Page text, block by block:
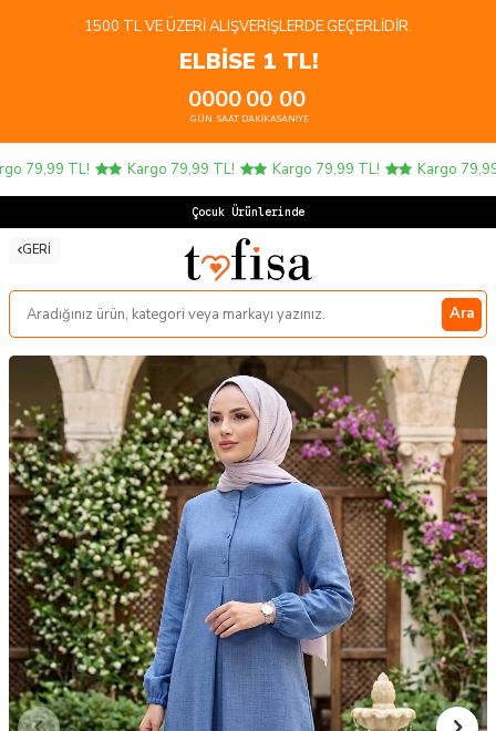
1500 TL VE ÜZERI ALIŞVERIŞLERDE GEÇERLIDIR.
ELBİSE 1 TL!
00
GÜN
00
SAAT
00
DAKIKA
00
SANIYE
79,99 TL! Kargo 79,99 TL! Kargo 79,99 TL! Kargo 79,99
Çocuk Ürünlerinde 4 A
GERI
Ara